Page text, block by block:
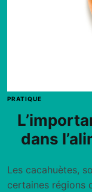
PRATIQUE
dans
Les cacahuètes,
certaines régions